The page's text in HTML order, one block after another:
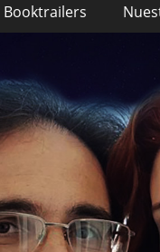
Booktrailers